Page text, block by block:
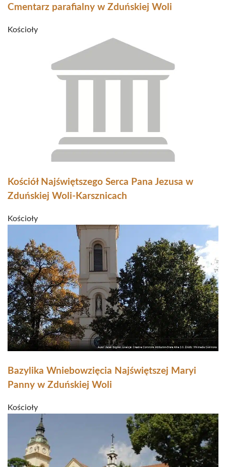
Cmentarz parafialny w Zduńskiej Woli
Kościoły
Kościół Najświętszego Serca Pana Jezusa w
Zduńskiej Woli-Karsznicach
Kościoły
Bazylika Wniebowzięcia Najświętszej Maryi
Panny w Zduńskiej Woli
Kościoły